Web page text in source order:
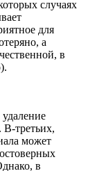
случаях
для
а
в
В-третьих,
может
в